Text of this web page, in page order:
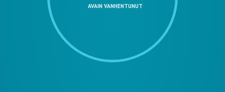
AVAIN VANHENTUNUT